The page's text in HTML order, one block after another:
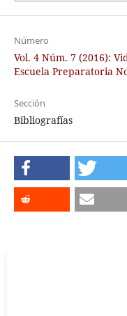
Número
Vol. 4 Núm. 7 (2016):
Escuela Preparatoria
Sección
Bibliografías